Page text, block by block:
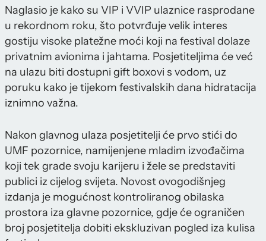
Naglasio je kako su VIP i VVIP ulaznice rasprodane
u rekordnom roku, što potvrđuje velik interes
gostiju visoke platežne moći koji na festival dolaze
privatnim avionima i jahtama. Posjetiteljima će već
na ulazu biti dostupni gift boxovi s vodom, uz
poruku kako je tijekom festivalskih dana hidratacija
iznimno važna.
Nakon glavnog ulaza posjetitelji će prvo stići do
UMF pozornice, namijenjene mladim izvođačima
koji tek grade svoju karijeru i žele se predstaviti
publici iz cijelog svijeta. Novost ovogodišnjeg
izdanja je mogućnost kontroliranog obilaska
prostora iza glavne pozornice, gdje će ograničen
broj posjetitelja dobiti ekskluzivan pogled iza kulisa